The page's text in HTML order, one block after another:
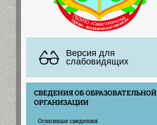
Версия для
слабовидящих
СВЕДЕНИЯ ОБ ОБРАЗОВАТЕЛЬНОЙ
ОРГАНИЗАЦИИ
Основные сведения